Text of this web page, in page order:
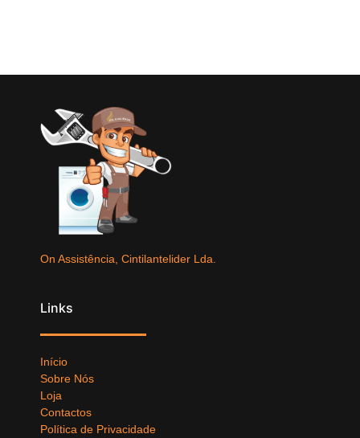
On Assistência, Cintilantelider Lda.
Links
Início
Sobre Nós
Loja
Contactos
Política de Privacidade